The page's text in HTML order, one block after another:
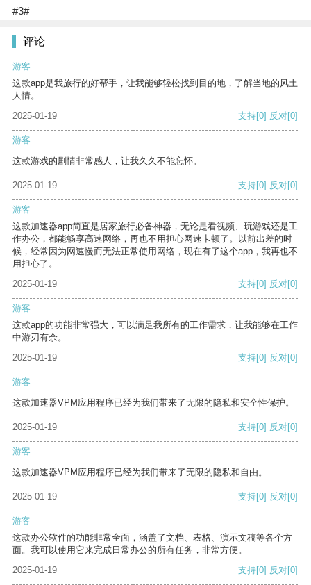
#3#
评论
游客
这款app是我旅行的好帮手，让我能够轻松找到目的地，了解当地的风土
人情。
2025-01-19
支持[0] 反对[0]
游客
这款游戏的剧情非常感人，让我久久不能忘怀。
2025-01-19 支持[0] 反对[0]
游客
这款加速器app简直是居家旅行必备神器，无论是看视频、玩游戏还是工
作办公，都能畅享高速网络，再也不用担心网速卡顿了。以前出差的时
候，经常因为网速慢而无法正常使用网络，现在有了这个app，我再也不
用担心了。
2025-01-19
支持[0] 反对[0]
游客
这款app的功能非常强大，可以满足我所有的工作需求，让我能够在工作
中游刃有余。
2025-01-19
支持[0] 反对[0]
游客
这款加速器VPM应用程序已经为我们带来了无限的隐私和安全性保护。
2025-01-19 支持[0] 反对[0]
游客
这款加速器VPM应用程序已经为我们带来了无限的隐私和自由。
2025-01-19 支持[0] 反对[0]
游客
这款办公软件的功能非常全面，涵盖了文档、表格、演示文稿等各个方
面。我可以使用它来完成日常办公的所有任务，非常方便。
2025-01-19
支持[0] 反对[0]